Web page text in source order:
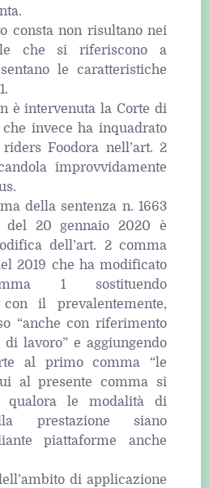
consta non risultano nei
che si riferiscono a
le caratteristiche
è intervenuta la Corte di
invece ha inquadrato
Foodora nell’art. 2
improvvidamente
della sentenza n. 1663
del 20 gennaio 2020 è
dell’art. 2 comma
2019 che ha modificato
1 sostituendo
con il prevalentemente,
“anche con riferimento
lavoro” e aggiungendo
al primo comma “le
al presente comma si
qualora le modalità di
prestazione siano
piattaforme anche
di applicazione